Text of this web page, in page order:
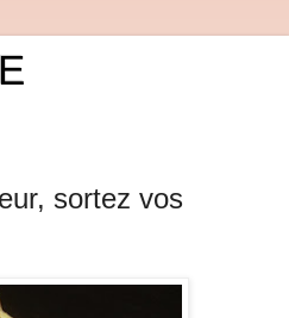
sortez vos